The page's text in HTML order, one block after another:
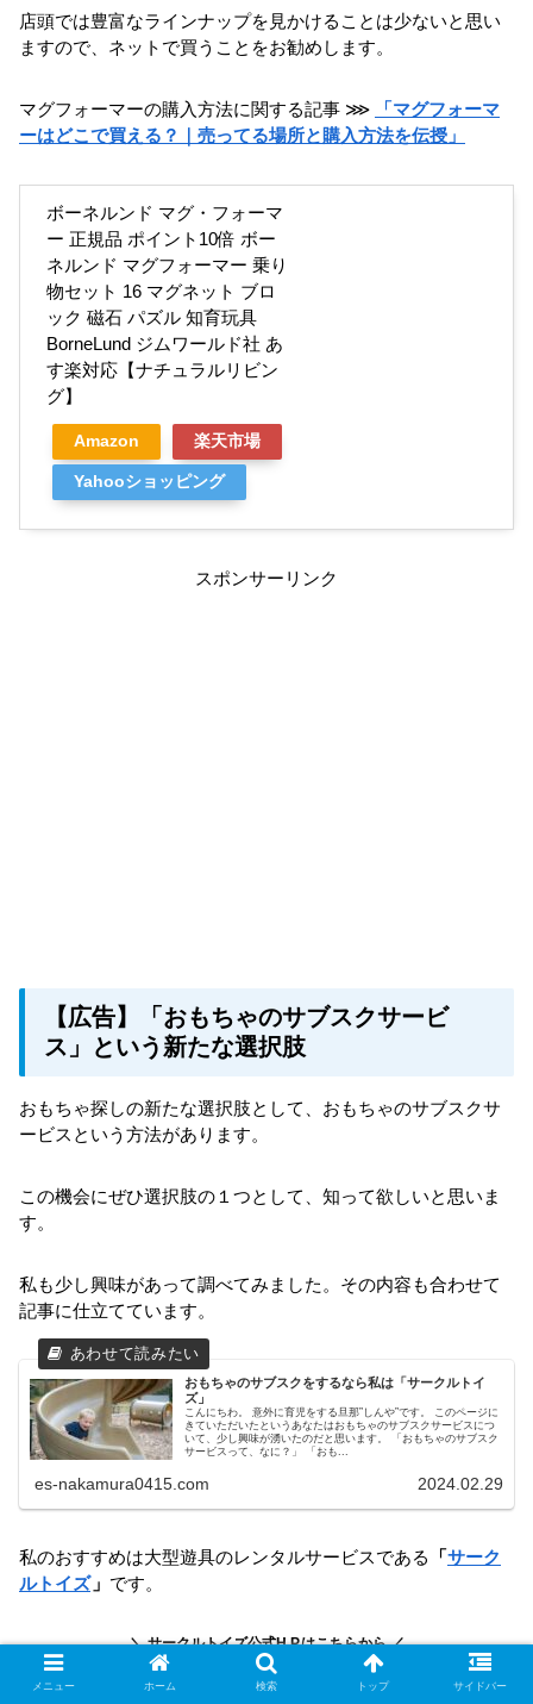
店頭では豊富なラインナップを見かけることは少ないと思い
ますので、ネットで買うことをお勧めします。
マグフォーマーの購入方法に関する記事 ⋙
「マグフォーマ
ーはどこで買える？｜売ってる場所と購入方法を伝授」
ボーネルンド マグ・フォーマ
ー 正規品 ポイント10倍 ボー
ネルンド マグフォーマー 乗り
物セット 16 マグネット ブロ
ック 磁石 パズル 知育玩具
BorneLund ジムワールド社 あ
す楽対応【ナチュラルリビン
グ】
Amazon 楽天市場
Yahooショッピング
スポンサーリンク
【広告】「おもちゃのサブスクサービ
ス」という新たな選択肢
おもちゃ探しの新たな選択肢として、おもちゃのサブスクサ
ービスという方法があります。
この機会にぜひ選択肢の１つとして、知って欲しいと思いま
す。
私も少し興味があって調べてみました。その内容も合わせて
記事に仕立てています。
おもちゃのサブスクをするなら私は「サークルトイ
ズ」
こんにちわ。 意外に育児をする旦那”しんや”です。 このページに
きていただいたというあなたはおもちゃのサブスクサービスにつ
いて、少し興味が湧いたのだと思います。 「おもちゃのサブスク
サービスって、なに？」 「おも...
es-nakamura0415.com 2024.02.29
私のおすすめは大型遊具のレンタルサービスである 「 サーク
ルトイズ 」 です。
＼ サークルトイズ公式H.P.はこちらから ／
サークルトイズ
メニュー ホーム 検索 トップ サイドバー